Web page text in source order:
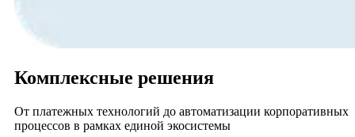
Комплексные решения
От платежных технологий до автоматизации корпоративных
процессов в рамках единой экосистемы